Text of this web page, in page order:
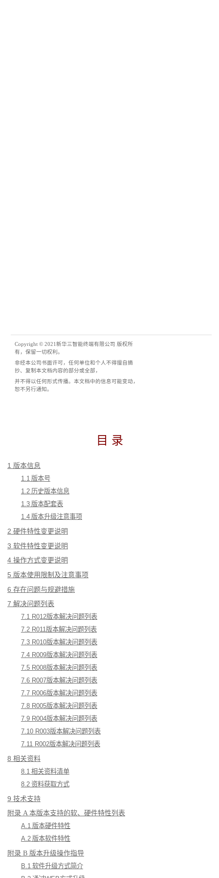
Copyright © 2021新华三智能终端有限公司 版权所
有，保留一切权利。
非经本公司书面许可，任何单位和个人不得擅自摘
抄、复制本文档内容的部分或全部，
并不得以任何形式传播。本文档中的信息可能变动，
恕不另行通知。
目 录
1 版本信息
1.1 版本号
1.2 历史版本信息
1.3 版本配套表
1.4 版本升级注意事项
2 硬件特性变更说明
3 软件特性变更说明
4 操作方式变更说明
5 版本使用限制及注意事项
6 存在问题与规避措施
7 解决问题列表
7.1 R012版本解决问题列表
7.2 R011版本解决问题列表
7.3 R010版本解决问题列表
7.4 R009版本解决问题列表
7.5 R008版本解决问题列表
7.6 R007版本解决问题列表
7.7 R006版本解决问题列表
7.8 R005版本解决问题列表
7.9 R004版本解决问题列表
7.10 R003版本解决问题列表
7.11 R002版本解决问题列表
8 相关资料
8.1 相关资料清单
8.2 资料获取方式
9 技术支持
附录 A 本版本支持的软、硬件特性列表
A.1 版本硬件特性
A.2 版本软件特性
附录 B 版本升级操作指导
B.1 软件升级方式简介